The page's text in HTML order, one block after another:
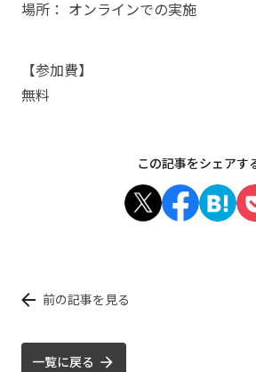
場所： オンラインでの実施
【参加費】
無料
この記事をシェアす
前の記事を見る
一覧に戻る